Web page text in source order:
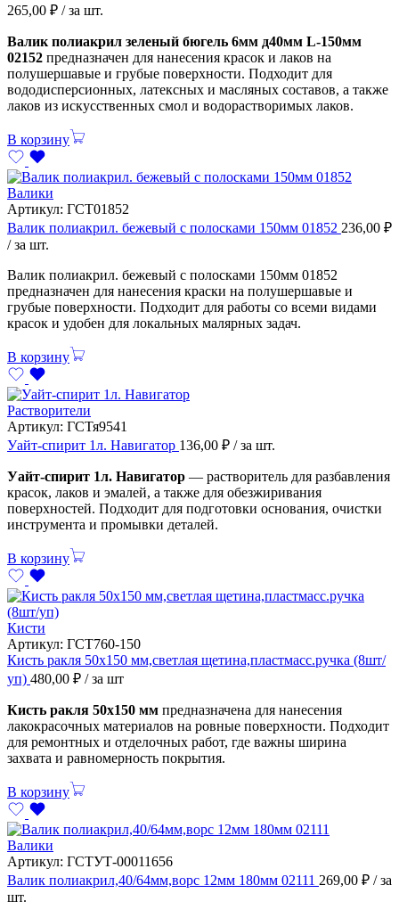
265,00 ₽ / за шт.
Валик полиакрил зеленый бюгель 6мм д40мм L-150мм
02152 предназначен для нанесения красок и лаков на
полушершавые и грубые поверхности. Подходит для
вододисперсионных, латексных и масляных составов, а также
лаков из искусственных смол и водорастворимых лаков.
В корзину
Валики
Артикул: ГСТ01852
Валик полиакрил. бежевый с полосками 150мм 01852 236,00 ₽
/ за шт.
Валик полиакрил. бежевый с полосками 150мм 01852
предназначен для нанесения краски на полушершавые и
грубые поверхности. Подходит для работы со всеми видами
красок и удобен для локальных малярных задач.
В корзину
Растворители
Артикул: ГСТя9541
Уайт-спирит 1л. Навигатор 136,00 ₽ / за шт.
Уайт-спирит 1л. Навигатор — растворитель для разбавления
красок, лаков и эмалей, а также для обезжиривания
поверхностей. Подходит для подготовки основания, очистки
инструмента и промывки деталей.
В корзину
Кисти
Артикул: ГСТ760-150
Кисть ракля 50х150 мм,светлая щетина,пластмасс.ручка (8шт/
уп) 480,00 ₽ / за шт
Кисть ракля 50х150 мм предназначена для нанесения
лакокрасочных материалов на ровные поверхности. Подходит
для ремонтных и отделочных работ, где важны ширина
захвата и равномерность покрытия.
В корзину
Валики
Артикул: ГСТУТ-00011656
Валик полиакрил,40/64мм,ворс 12мм 180мм 02111 269,00 ₽ / за
шт.